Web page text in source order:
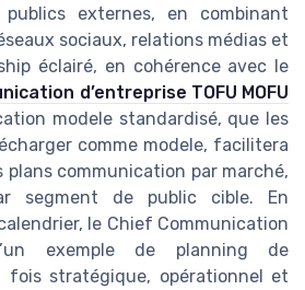
externes, en combinant
sociaux, relations médias et
éclairé, en cohérence avec le
d’entreprise TOFU MOFU
modele standardisé, que les
comme modele, facilitera
plans communication par marché,
segment de public cible. En
le Chief Communication
exemple de planning de
fois stratégique, opérationnel et